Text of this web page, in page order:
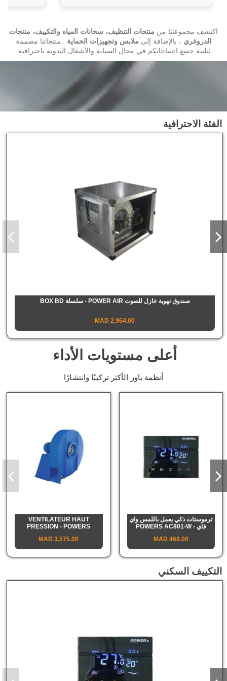
اكتشف مجموعتنا من منتجات التنظيف، سخانات المياه والتكييف، منتجات
الدروغري ، بالإضافة إلى ملابس وتجهيزات الحماية
. منتجاتنا مصممة
لتلبية جميع احتياجاتكم في مجال الصيانة والأشغال اليدوية باحترافية.
الفئة الاحترافية
صندوق تهوية عازل للصوت POWER AIR - سلسلة BOX BD
2,964.00 MAD
أعلى مستويات الأداء
أنظمة باور الأكثر تركيبًا وانتشارًا
ترموستات ذكي يعمل باللمس واي
فاي - POWERS AC801-W
468.00 MAD
VENTILATEUR HAUT
PRESSION - POWERS
3,575.00 MAD
التكييف السكني